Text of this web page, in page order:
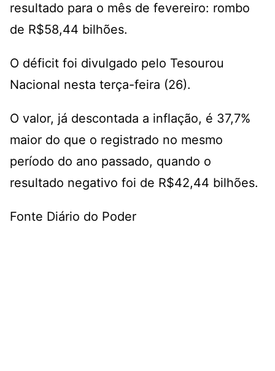
resultado para o mês de fevereiro: rombo
de R$58,44 bilhões.
O déficit foi divulgado pelo Tesourou
Nacional nesta terça-feira (26).
O valor, já descontada a inflação, é 37,7%
maior do que o registrado no mesmo
período do ano passado, quando o
resultado negativo foi de R$42,44 bilhões.
Fonte Diário do Poder